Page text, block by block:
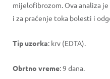
mijelofibrozom. Ova analiza je
i za praćenje toka bolesti i
Tip uzorka: krv (EDTA).
Obrtno vreme: 9 dana.